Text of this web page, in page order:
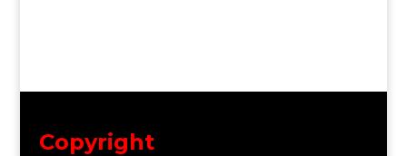
Copyright